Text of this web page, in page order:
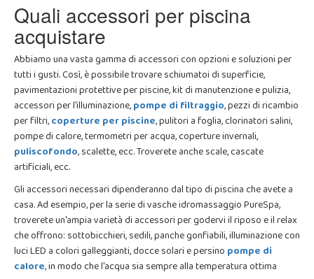
Quali accessori per piscina
acquistare
Abbiamo una vasta gamma di accessori con opzioni e soluzioni per
tutti i gusti. Così, è possibile trovare schiumatoi di superficie,
pavimentazioni protettive per piscine, kit di manutenzione e pulizia,
accessori per l'illuminazione,pompe di filtraggio, pezzi di ricambio
per filtri,coperture per piscine, pulitori a foglia, clorinatori salini,
pompe di calore, termometri per acqua, coperture invernali,
puliscofondo, scalette, ecc. Troverete anche scale, cascate
artificiali, ecc.
Gli accessori necessari dipenderanno dal tipo di piscina che avete a
casa. Ad esempio, per la serie di vasche idromassaggio PureSpa,
troverete un'ampia varietà di accessori per godervi il riposo e il relax
che offrono: sottobicchieri, sedili, panche gonfiabili, illuminazione con
luci LED a colori galleggianti, docce solari e persinopompe di
calore, in modo che l'acqua sia sempre alla temperatura ottima